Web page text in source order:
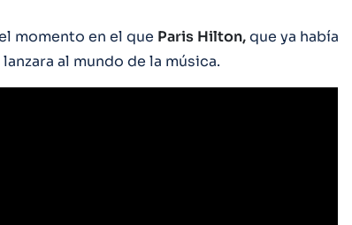
momento en el que Paris Hilton,que ya había
al mundo de la música.